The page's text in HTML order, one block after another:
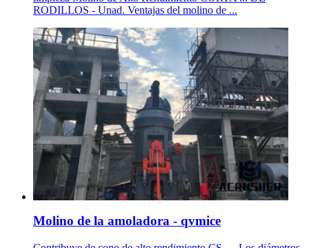
RODILLOS - Unad. Ventajas del molino de ...
Molino de la amoladora - qvmice